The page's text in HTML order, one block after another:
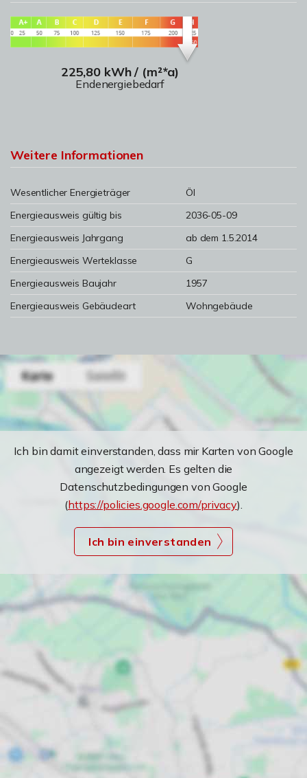
225,80 kWh / (m²*a)
Endenergiebedarf
Weitere Informationen
Wesentlicher Energieträger
Öl
Energieausweis gültig bis
2036-05-09
Energieausweis Jahrgang
ab dem 1.5.2014
Energieausweis Werteklasse
G
Energieausweis Baujahr
1957
Energieausweis Gebäudeart
Wohngebäude
Ich bin damit einverstanden, dass mir Karten von Google
angezeigt werden. Es gelten die
Datenschutzbedingungen von Google
(https://policies.google.com/privacy).
Ich bin einverstanden